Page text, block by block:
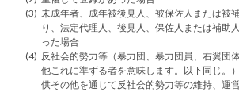
(3) 未成年者、成年被後見人、被保佐人または被
り、法定代理人、後見人、保佐人または補助
った場合
(4) 反社会的勢力等（暴力団、暴力団員、右翼団
他これに準ずる者を意味します。以下同じ。
供その他を通じて反社会的勢力等の維持、運